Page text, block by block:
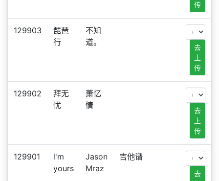
传
129903
琵琶
行
不知
道。
去
上
传
129902
拜无
忧
萧忆
情
去
上
传
129901
l'm
yours
Jason
Mraz
吉他谱
去